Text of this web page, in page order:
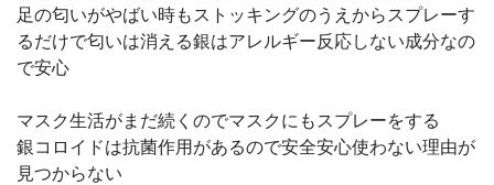
足の匂いがやばい時もストッキングのうえからスプレーす
るだけで匂いは消える銀はアレルギー反応しない成分なの
で安心
マスク生活がまだ続くのでマスクにもスプレーをする
銀コロイドは抗菌作用があるので安全安心使わない理由が
見つからない